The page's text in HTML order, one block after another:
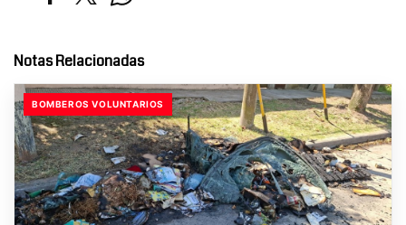
Notas Relacionadas
BOMBEROS VOLUNTARIOS